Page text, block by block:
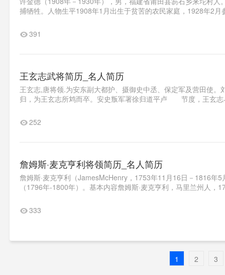
捕牺牲。人物生平1908年1月出生于贫苦的农民家庭，1928年2
391
王玄志武将简历_名人简历
王玄志,唐将领.为安东副大都护、摄御史中丞、保定军及营田
归，为王玄志所鸩而卒。安史叛军署徐归道平卢 节度，王玄志
252
詹姆斯·麦克亨利将领简历_名人简历
詹姆斯·麦克亨利（JamesMcHenry，1753年11月16日－1816年
（1796年-1800年）。基本内容詹姆斯·麦克亨利，马里兰州人
333
1 2 3